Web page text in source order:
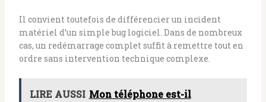
Il convient toutefois de différencier un incident
matériel d’un simple bug logiciel. Dans de nombreux
cas, un redémarrage complet suffit à remettre tout en
ordre sans intervention technique complexe.
LIRE AUSSI Mon téléphone est-il